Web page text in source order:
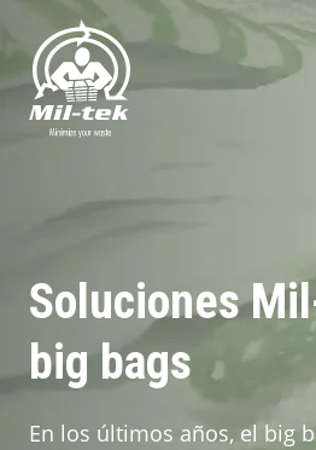
Soluciones
big bags
En los últimos años, el big